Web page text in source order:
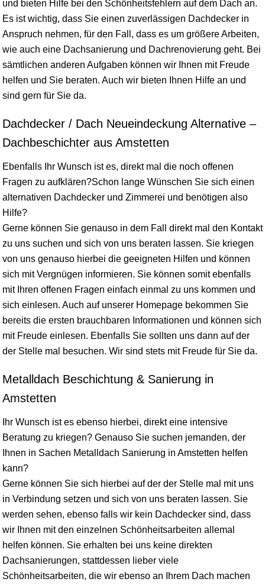
und bieten Hilfe bei den Schönheitsfehlern auf dem Dach an.
Es ist wichtig, dass Sie einen zuverlässigen Dachdecker in
Anspruch nehmen, für den Fall, dass es um größere Arbeiten,
wie auch eine Dachsanierung und Dachrenovierung geht. Bei
sämtlichen anderen Aufgaben können wir Ihnen mit Freude
helfen und Sie beraten. Auch wir bieten Ihnen Hilfe an und
sind gern für Sie da.
Dachdecker / Dach Neueindeckung Alternative –
Dachbeschichter aus Amstetten
Ebenfalls Ihr Wunsch ist es, direkt mal die noch offenen
Fragen zu aufklären?Schon lange Wünschen Sie sich einen
alternativen Dachdecker und Zimmerei und benötigen also
Hilfe?
Gerne können Sie genauso in dem Fall direkt mal den Kontakt
zu uns suchen und sich von uns beraten lassen. Sie kriegen
von uns genauso hierbei die geeigneten Hilfen und können
sich mit Vergnügen informieren. Sie können somit ebenfalls
mit Ihren offenen Fragen einfach einmal zu uns kommen und
sich einlesen. Auch auf unserer Homepage bekommen Sie
bereits die ersten brauchbaren Informationen und können sich
mit Freude einlesen. Ebenfalls Sie sollten uns dann auf der
der Stelle mal besuchen. Wir sind stets mit Freude für Sie da.
Metalldach Beschichtung & Sanierung in
Amstetten
Ihr Wunsch ist es ebenso hierbei, direkt eine intensive
Beratung zu kriegen? Genauso Sie suchen jemanden, der
Ihnen in Sachen Metalldach Sanierung in Amstetten helfen
kann?
Gerne können Sie sich hierbei auf der der Stelle mal mit uns
in Verbindung setzen und sich von uns beraten lassen. Sie
werden sehen, ebenso falls wir kein Dachdecker sind, dass
wir Ihnen mit den einzelnen Schönheitsarbeiten allemal
helfen können. Sie erhalten bei uns keine direkten
Dachsanierungen, stattdessen lieber viele
Schönheitsarbeiten, die wir ebenso an Ihrem Dach machen